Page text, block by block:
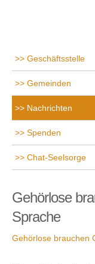
Geschäftsstelle
Gemeinden
Nachrichten
Spenden
Chat-Seelsorge
Gehörlose
Sprache
Gehörlose brauchen